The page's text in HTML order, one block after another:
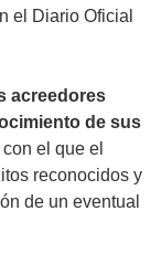
el Diario Oficial
acreedores
de sus
el que el
reconocidos y
de un eventual